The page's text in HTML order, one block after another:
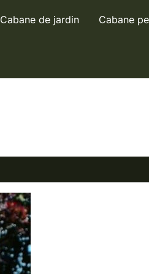
Cabane de jardin Cabane